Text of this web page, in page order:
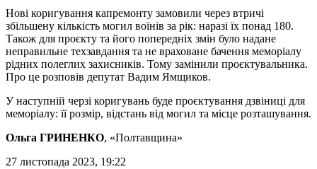
Нові коригування капремонту замовили через втричі
збільшену кількість могил воїнів за рік: наразі їх понад 180.
Також для проєкту та його попередніх змін було надане
неправильне техзавдання та не враховане бачення меморіалу
рідних полеглих захисників. Тому замінили проєктувальника.
Про це розповів депутат Вадим Ямщиков.
У наступній черзі коригувань буде проєктування дзвіниці для
меморіалу: її розмір, відстань від могил та місце розташування.
Ольга ГРИНЕНКО, «Полтавщина»
27 листопада 2023, 19:22